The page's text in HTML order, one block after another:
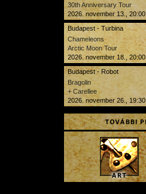
30th Anniversary Tour
2026. november 13., 20:00
Budapest - Turbina
Chameleons
Arctic Moon Tour
2026. november 18., 20:00
Budapest - Robot
Bragolin
+ Carellee
2026. november 26., 19:30